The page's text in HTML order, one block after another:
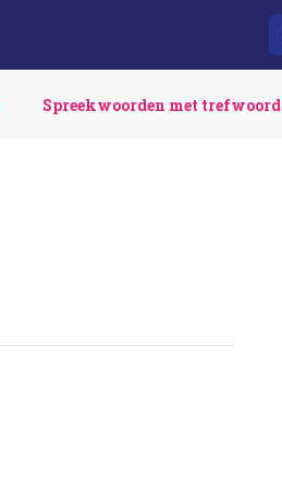
Spreekwoorden met trefwoord